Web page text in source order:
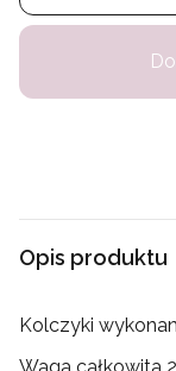
Opis produktu
Kolczyki